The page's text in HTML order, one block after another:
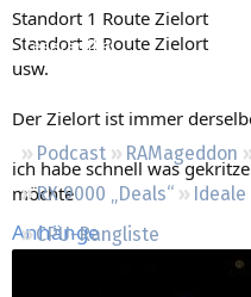
Leserartikel
Podcast RAMageddon
RX 9000 „Deals“
Ideale
CPU-Rangliste
Standort 1 Route Zielort
Standort 2 Route Zielort
usw.
Der Zielort ist immer
ich habe schnell was
möchte
Anhänge